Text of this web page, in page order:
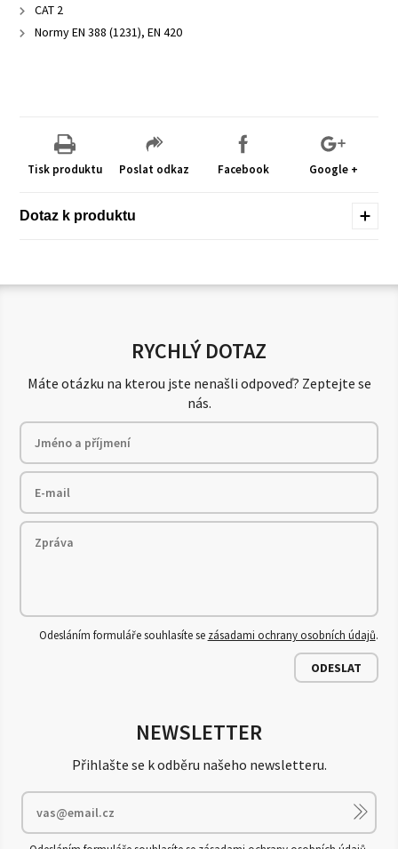
CAT 2
Normy EN 388 (1231), EN 420
Tisk produktu Poslat odkaz Facebook Google +
Dotaz k produktu
RYCHLÝ DOTAZ
Máte otázku na kterou jste nenašli odpoveď? Zeptejte se
nás.
Odesláním formuláře souhlasíte se zásadami ochrany osobních údajů.
ODESLAT
NEWSLETTER
Přihlašte se k odběru našeho newsletteru.